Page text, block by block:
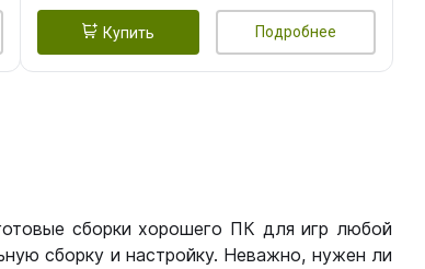
Купить Подробнее
сборки хорошего ПК для игр любой
сборку и настройку. Неважно, нужен ли